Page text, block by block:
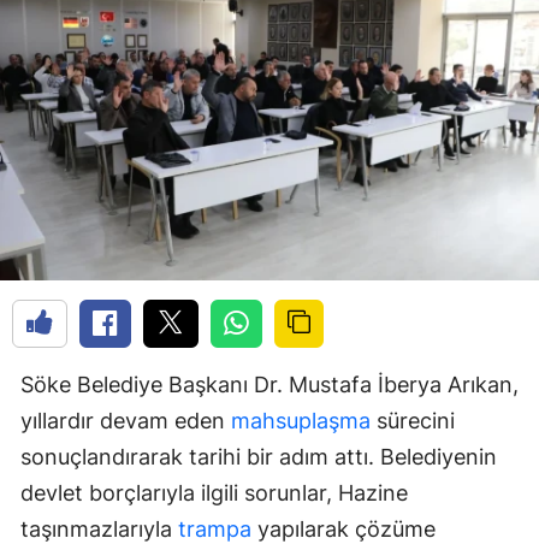
Söke Belediye Başkanı Dr. Mustafa İberya Arıkan,
yıllardır devam eden mahsuplaşma sürecini
sonuçlandırarak tarihi bir adım attı. Belediyenin
devlet borçlarıyla ilgili sorunlar, Hazine
taşınmazlarıyla trampa yapılarak çözüme